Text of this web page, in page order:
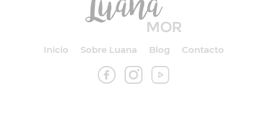
Inicio Sobre Luana Blog Contacto